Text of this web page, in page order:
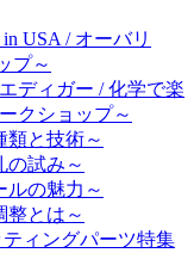
USA / オーバリ
プ～
ディガー / 化学で楽
クショップ～
類と技術～
の試み～
ルの魅力～
整とは～
ィングパーツ特集